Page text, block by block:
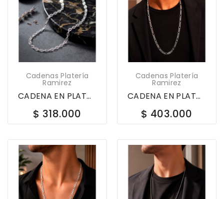
Cadenas Platería
Ramirez
CADENA EN PLATA LEY 925 60CM VALENTINO 617603
$ 318.000
Cadenas Platería
Ramirez
CADENA EN PLATA LEY 925 60CM FIGARO 3X1 617599
$ 403.000